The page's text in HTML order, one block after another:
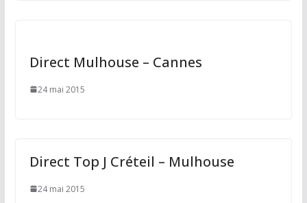
Direct Mulhouse – Cannes
24 mai 2015
Direct Top J Créteil – Mulhouse
24 mai 2015